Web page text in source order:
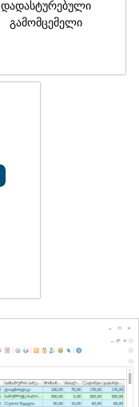
დადასტურებული
გამომცემელი